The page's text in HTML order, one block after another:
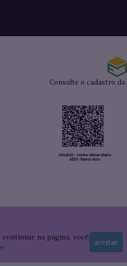
na página, você
.
aceitar
Consulte o cadastro